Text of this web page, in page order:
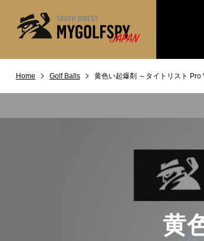
Home Golf Balls 黄色い起爆剤 ～タイトリスト Pro
黄
MOST WANTED